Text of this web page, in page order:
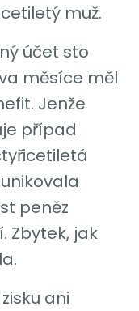
muž.
účet sto
měsíce měl
Jenže
případ
peněz
Zbytek, jak
ani